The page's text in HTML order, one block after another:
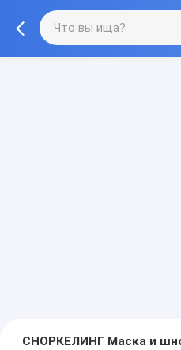
СНОРКЕЛИНГ Маска и